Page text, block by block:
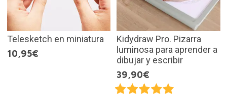
Telesketch en miniatura
10,95€
Kidydraw Pro. Pizarra
luminosa para aprender a
dibujar y escribir
39,90€